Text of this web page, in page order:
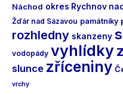
Náchod okres Rychnov
Žďár nad Sázavou památníky
rozhledny skanzeny
vodopády vyhlídky
slunce zříceniny
vrchy